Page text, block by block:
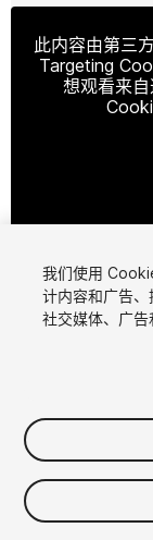
此内容由第三
Targeting
想观看来
$14.99
增值税将在结算时计算
我们使用
计内容和广告
社交媒体、广